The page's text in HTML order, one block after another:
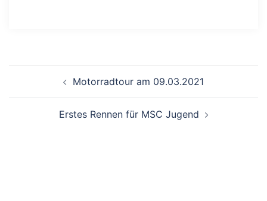
Motorradtour am 09.03.2021
Erstes Rennen für MSC Jugend